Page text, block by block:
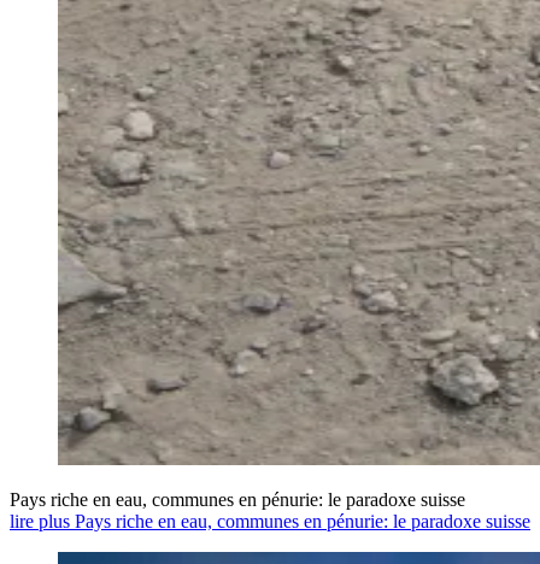
Pays riche en eau, communes en pénurie: le paradoxe suisse
lire plus Pays riche en eau, communes en pénurie: le paradoxe suisse